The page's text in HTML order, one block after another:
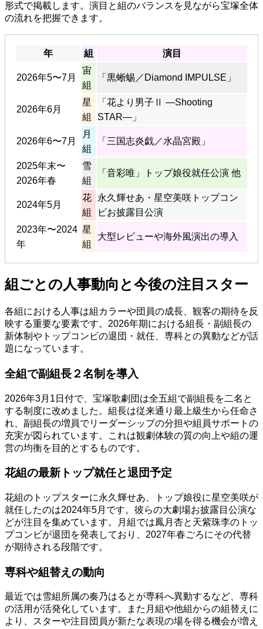
形式で掲載します。演目と組のバランスを見ながら宝塚全体
の流れを把握できます。
年 組 演目
2026年5〜7月
宙
組
「黒蜥蜴／Diamond IMPULSE」
2026年6月
星
組
「花より男子Ⅱ ―Shooting
STAR―」
2026年6〜7月
月
組
「三国志炎戯／水晶宮殿」
2025年末〜
2026年春
雪
組
「音彩唯」トップ娘役就任公演 他
2024年5月
花
組
永久輝せあ・星空美咲トップコン
ビお披露目公演
2023年〜2024
年
星
組
大型レビューや海外風演出の導入
組ごとの人事動向と今後の注目スター
各組における人事は組カラーや団員の成長、観客の期待を反
映する重要な要素です。2026年期における組長・副組長の
新体制やトップコンビの退団・就任、専科との異動などが話
題になっています。
全組で副組長２名制を導入
2026年3月1日付で、宝塚歌劇団は全五組で副組長を二名と
する制度に改めました。組長は従来通り最上級生から任命さ
れ、副組長の増員でリーダーシップの分担や組員サポートの
充実が図られています。これは観劇体験の質の向上や組の運
営の均衡を目的とするものです。
花組の最新トップ就任と退団予定
花組のトップスターに永久輝せあ、トップ娘役に星空美咲が
就任したのは2024年5月です。彼らの大劇場お披露目公演な
どが注目を集めています。月組では鳳月杏と天紫珠李のトッ
プコンビが退団を発表しており、2027年春ごろにその代替
が期待される段階です。
専科や組替えの動向
最近では雪組所属の奏乃はるとが専科へ異動するなど、専科
の活用が活発化しています。また月組や他組からの組替えに
より、スターや注目団員が新たな表現の場を得る機会が増え